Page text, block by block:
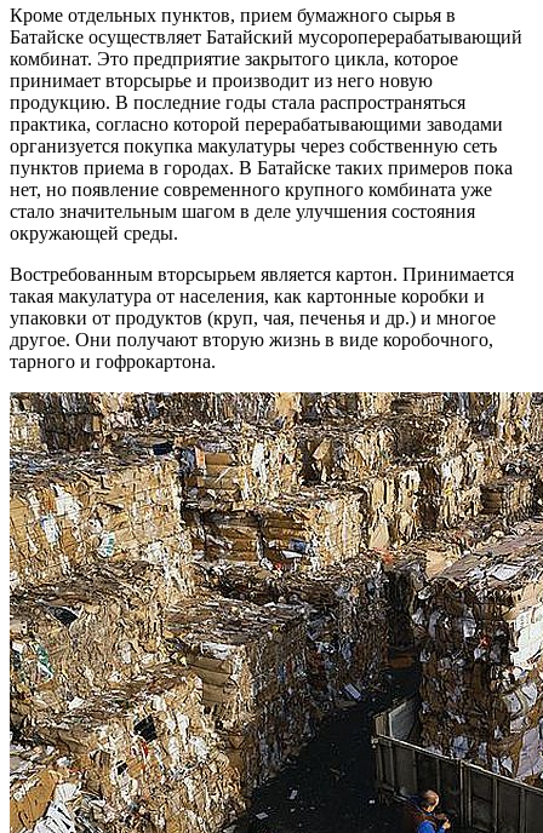
Кроме отдельных пунктов, прием бумажного сырья в
Батайске осуществляет Батайский мусороперерабатывающий
комбинат. Это предприятие закрытого цикла, которое
принимает вторсырье и производит из него новую
продукцию. В последние годы стала распространяться
практика, согласно которой перерабатывающими заводами
организуется покупка макулатуры через собственную сеть
пунктов приема в городах. В Батайске таких примеров пока
нет, но появление современного крупного комбината уже
стало значительным шагом в деле улучшения состояния
окружающей среды.
Востребованным вторсырьем является картон. Принимается
такая макулатура от населения, как картонные коробки и
упаковки от продуктов (круп, чая, печенья и др.) и многое
другое. Они получают вторую жизнь в виде коробочного,
тарного и гофрокартона.